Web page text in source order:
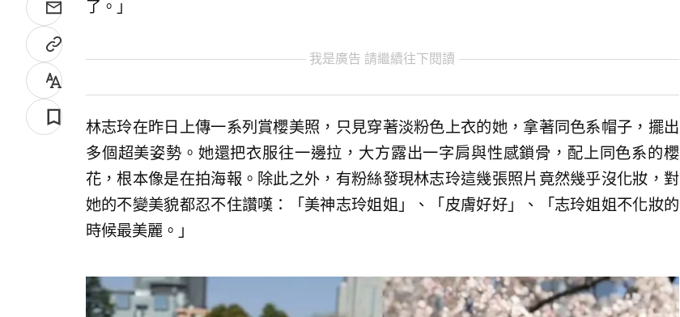
了。」
我是廣告 請繼續往下閱讀
林志玲在昨日上傳一系列賞櫻美照，只見穿著淡粉色上衣的她，拿著同色系帽子，擺出
多個超美姿勢。她還把衣服往一邊拉，大方露出一字肩與性感鎖骨，配上同色系的櫻
花，根本像是在拍海報。除此之外，有粉絲發現林志玲這幾張照片竟然幾乎沒化妝，對
她的不變美貌都忍不住讚嘆：「美神志玲姐姐」、「皮膚好好」、「志玲姐姐不化妝的
時候最美麗。」